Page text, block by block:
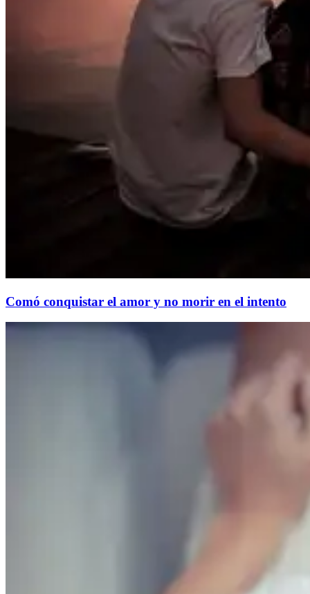
Comó conquistar el amor y no morir en el intento